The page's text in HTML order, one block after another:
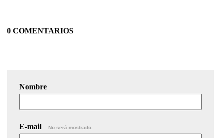
0 COMENTARIOS
Nombre
E-mail No será mostrado.